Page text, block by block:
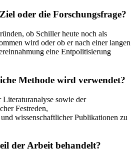
oder die Forschungsfrage?
ob Schiller heute noch als
wird oder ob er nach einer langen
eine Entpolitisierung
Methode wird verwendet?
sowie der
Festreden,
wissenschaftlicher Publikationen zu
der Arbeit behandelt?